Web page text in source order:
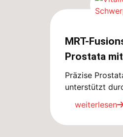
MRT-
Prostata
Präzise
unterstützt
weiterlesen